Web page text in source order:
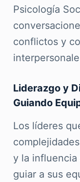
Psicología
conflictos y
Liderazgo y
Guiando
Los líderes
y la influencia
guiar a sus